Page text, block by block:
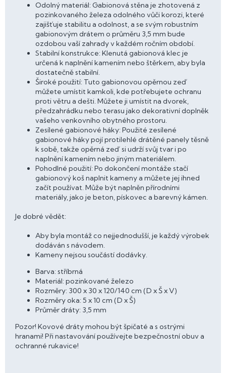
Odolný materiál: Gabionová stěna je zhotovená z
pozinkovaného železa odolného vůči korozi, které
zajišťuje stabilitu a odolnost, a se svým robustním
gabionovým drátem o průměru 3,5 mm bude
ozdobou vaší zahrady v každém ročním období.
Stabilní konstrukce: Klenutá gabionová klec je
určená k naplnění kamením nebo štěrkem, aby byla
dostatečně stabilní.
Široké použití: Tuto gabionovou opěrnou zeď
můžete umístit kamkoli, kde potřebujete ochranu
proti větru a dešti. Můžete ji umístit na dvorek,
předzahrádku nebo terasu jako dekorativní doplněk
vašeho venkovního obytného prostoru.
Zesílené gabionové háky: Použité zesílené
gabionové háky pojí protilehlé drátěné panely těsně
k sobě, takže opěrná zeď si udrží svůj tvar i po
naplnění kamením nebo jiným materiálem.
Pohodlné použití: Po dokončení montáže stačí
gabionový koš naplnit kameny a můžete jej ihned
začít používat. Může být naplněn přírodními
materiály, jako je beton, pískovec a barevný kámen.
Je dobré vědět:
Aby byla montáž co nejjednodušší, je každý výrobek
dodáván s návodem.
Kameny nejsou součástí dodávky.
Barva: stříbrná
Materiál: pozinkované železo
Rozměry: 300 x 30 x 120/140 cm (D x Š x V)
Rozměry oka: 5 x 10 cm (D x Š)
Průměr dráty: 3,5 mm
Pozor! Kovové dráty mohou být špičaté a s ostrými
hranami! Při nastavování používejte bezpečnostní obuv a
ochranné rukavice!